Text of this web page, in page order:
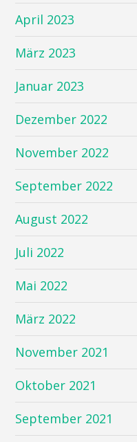
April 2023
März 2023
Januar 2023
Dezember 2022
November 2022
September 2022
August 2022
Juli 2022
Mai 2022
März 2022
November 2021
Oktober 2021
September 2021